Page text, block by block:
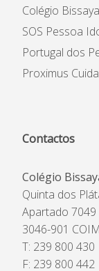
Colégio
SOS Pessoa
Portugal dos
Proximus
Contactos
Colégio
Quinta dos
Apartado 7049
3046-901
T: 239 800 430
F: 239 800 442